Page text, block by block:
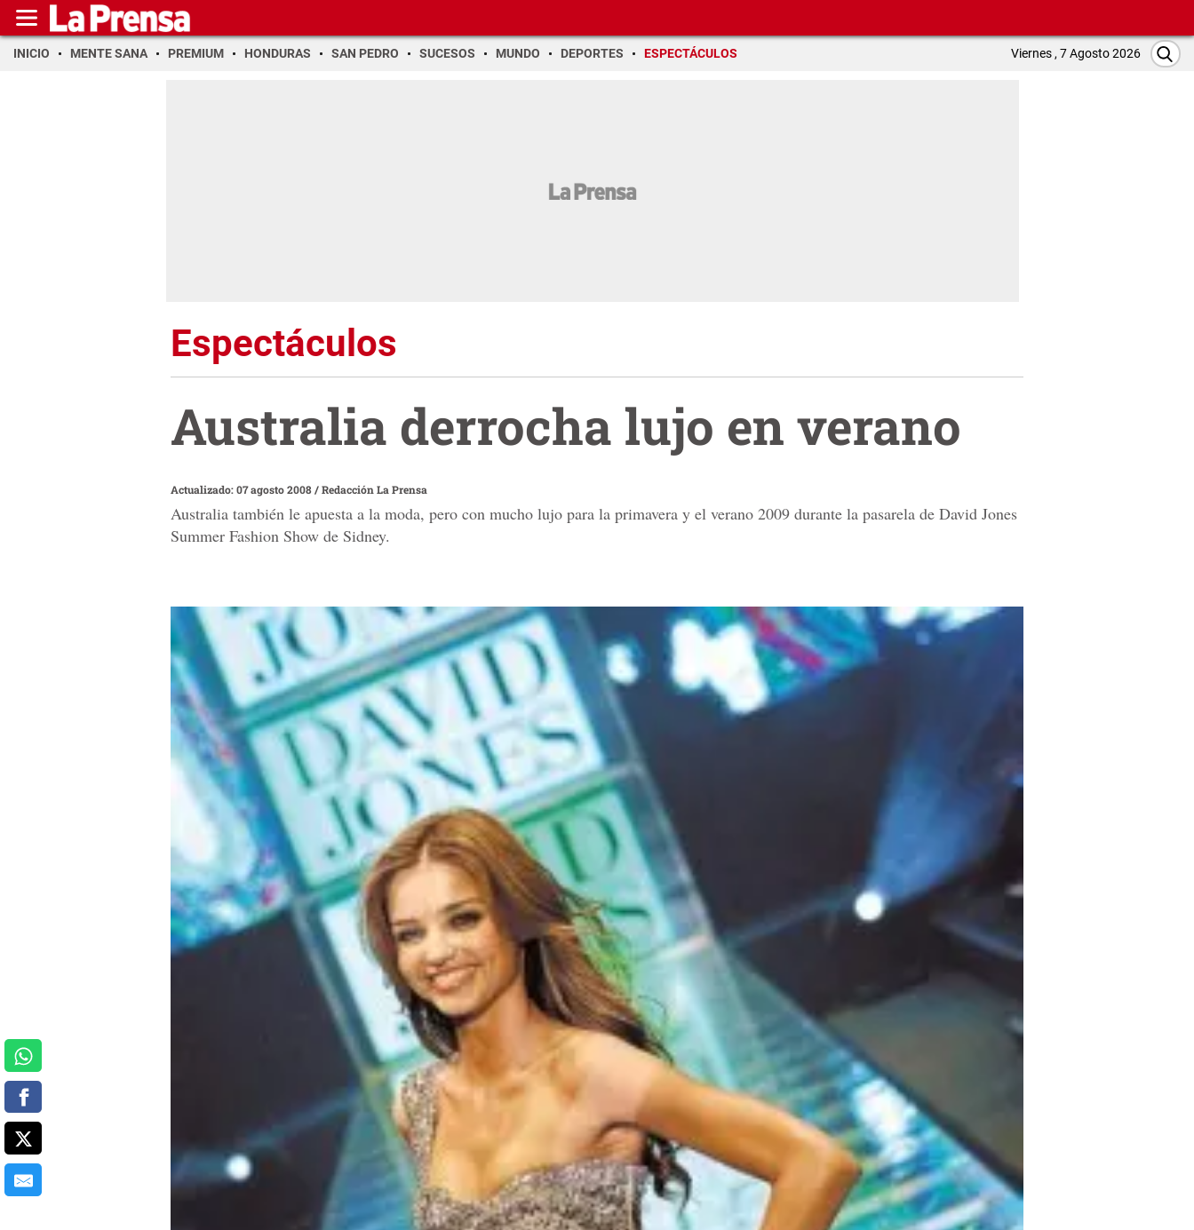
INICIO MENTE SANA PREMIUM HONDURAS SAN PEDRO SUCESOS MUNDO DEPORTES ESPECTÁCULOS Viernes , 7 Agosto 2026
Espectáculos
Australia derrocha lujo en verano
Actualizado: 07 agosto 2008/Redacción La Prensa
Australia también le apuesta a la moda, pero con mucho lujo para la primavera y el verano 2009 durante la pasarela de David Jones
Summer Fashion Show de Sidney.